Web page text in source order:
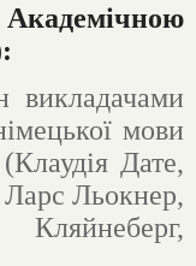
викладачами
мови
Дате,
Ларс Льокнер,